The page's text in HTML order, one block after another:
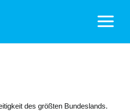
Main
des größten Bundeslands.